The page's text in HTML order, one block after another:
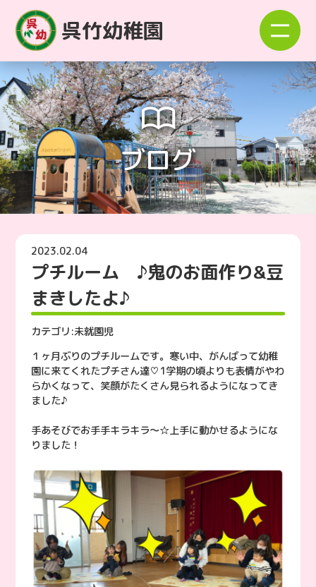
呉竹幼稚園
ブログ
2023.02.04
プチルーム ♪鬼のお面作り&豆
まきしたよ♪
カテゴリ:未就園児
１ヶ月ぶりのプチルームです。寒い中、がんばって幼稚
園に来てくれたプチさん達♡1学期の頃よりも表情がやわ
らかくなって、笑顔がたくさん見られるようになってき
ました♪
手あそびでお手手キラキラ〜☆上手に動かせるようにな
りました！